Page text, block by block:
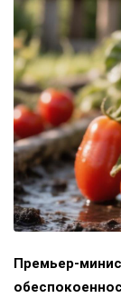
Премьер-